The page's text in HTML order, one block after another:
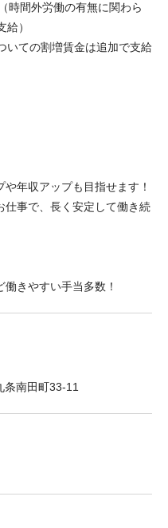
時間外労働の有無に関わら
）
ての割増賃金は追加で支給
年収アップも目指せます！
仕事で、長く安定して働き続
きやすい手当多数！
南田町33-11